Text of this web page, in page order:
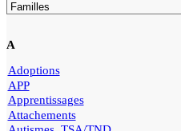
A
Adoptions
APP
Apprentissages
Attachements